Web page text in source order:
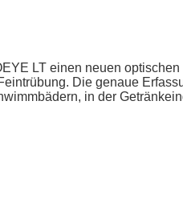
LT einen neuen
Die genaue
in der